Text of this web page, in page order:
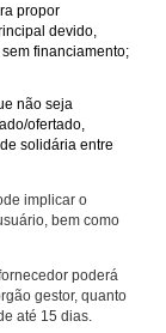
propor
devido,
financiamento;
não seja
ofertado,
solidária entre
implicar o
bem como
poderá
gestor, quanto
até 15 dias.